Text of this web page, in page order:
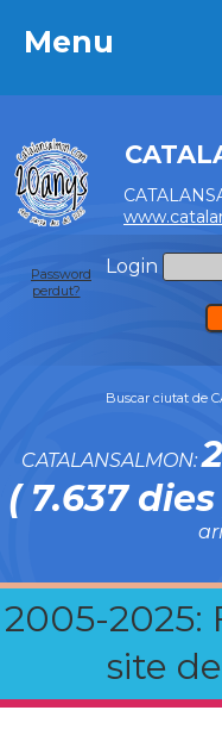
Menu
Login
Password
perdut?
Buscar ciutat de
CATALANSALMON:
( 7.637 dies
2005-2025:
site
Menu